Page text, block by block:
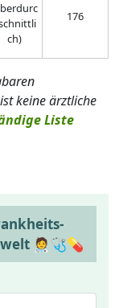
ch)
176
keine ärztliche
Liste
🧑‍⚕️🩺💊